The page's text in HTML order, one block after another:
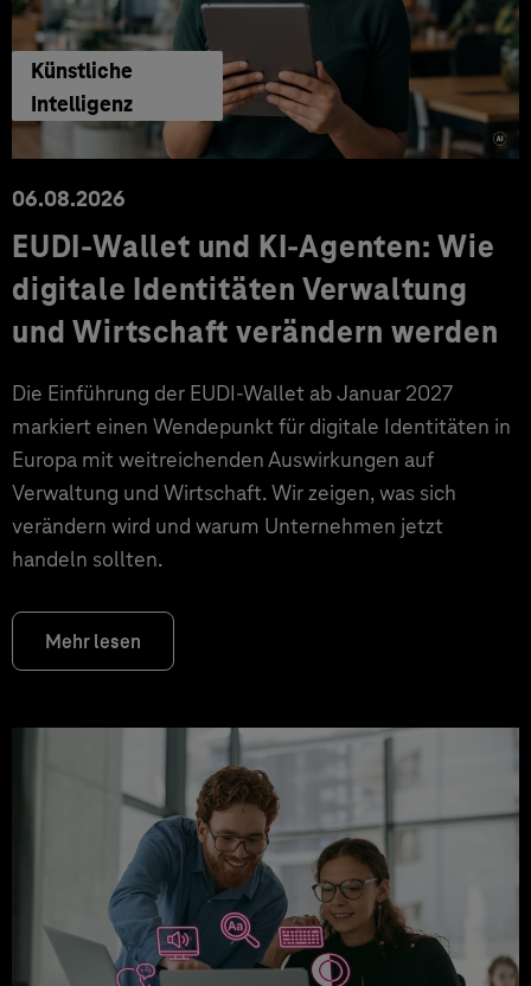
Künstliche
Intelligenz
06.08.2026
EUDI-Wallet und KI-Agenten: Wie
digitale Identitäten Verwaltung
und Wirtschaft verändern werden
Die Einführung der EUDI-Wallet ab Januar 2027
markiert einen Wendepunkt für digitale Identitäten in
Europa mit weitreichenden Auswirkungen auf
Verwaltung und Wirtschaft. Wir zeigen, was sich
verändern wird und warum Unternehmen jetzt
handeln sollten.
Mehr lesen